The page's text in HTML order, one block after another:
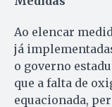
Ao elencar
já
o governo
que a falta de
equacionada,